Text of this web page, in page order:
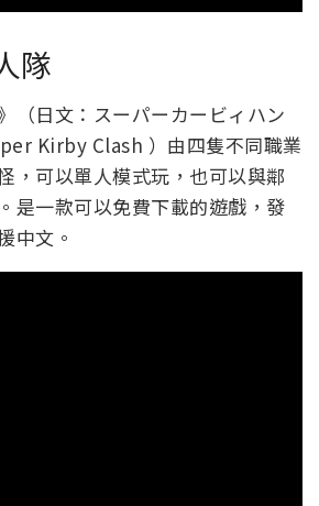
隊
（日文：スーパーカービィハン
Kirby Clash ）由四隻不同職業
，可以單人模式玩，也可以與鄰
是一款可以免費下載的遊戲，發
中文。